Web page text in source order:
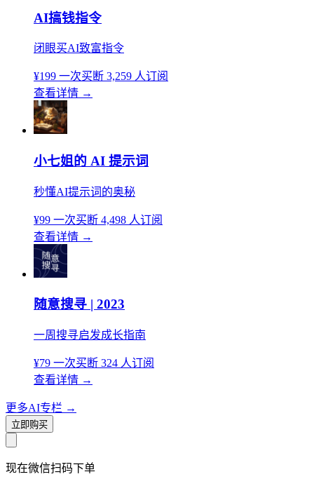
AI搞钱指令
闭眼买AI致富指令
¥199 一次买断 3,259 人订阅
查看详情 →
小七姐的 AI 提示词
秒懂AI提示词的奥秘
¥99 一次买断 4,498 人订阅
查看详情 →
随意搜寻 | 2023
一周搜寻启发成长指南
¥79 一次买断 324 人订阅
查看详情 →
更多AI专栏 →
立即购买
现在微信扫码下单